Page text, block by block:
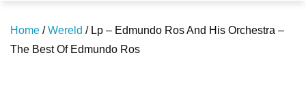
Home /Wereld / Lp – Edmundo Ros And His Orchestra –
The Best Of Edmundo Ros